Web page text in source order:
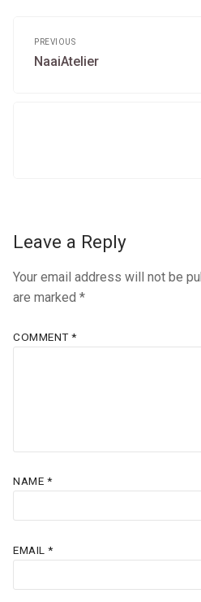
navigation
PREVIOUS
Previous
NaaiAtelier
Leave a Reply
Your email address will not be
are marked *
COMMENT*
NAME *
EMAIL *